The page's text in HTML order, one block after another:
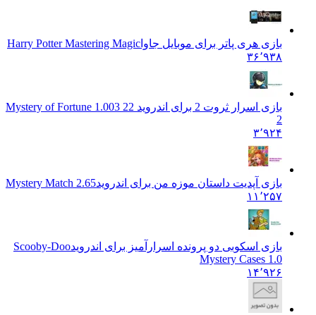
بازی هری پاتر برای موبایل جاوا Harry Potter Mastering Magic
۳۶٬۹۳۸
بازی اسرار ثروت 2 برای اندروید 2
2 1.003 Mystery of Fortune
2
۳٬۹۲۴
بازی آپدیت داستان موزه من برای اندرویدMystery Match 2.65
۱۱٬۲۵۷
بازی اسکوبی دو پرونده اسرارآمیز برای اندرویدScooby-Doo
Mystery Cases 1.0
۱۴٬۹۲۶